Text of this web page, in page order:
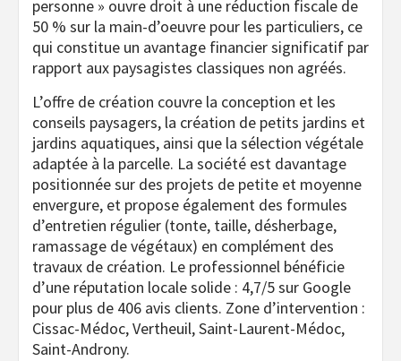
personne » ouvre droit à une réduction fiscale de
50 % sur la main-d’oeuvre pour les particuliers, ce
qui constitue un avantage financier significatif par
rapport aux paysagistes classiques non agréés.
L’offre de création couvre la conception et les
conseils paysagers, la création de petits jardins et
jardins aquatiques, ainsi que la sélection végétale
adaptée à la parcelle. La société est davantage
positionnée sur des projets de petite et moyenne
envergure, et propose également des formules
d’entretien régulier (tonte, taille, désherbage,
ramassage de végétaux) en complément des
travaux de création. Le professionnel bénéficie
d’une réputation locale solide : 4,7/5 sur Google
pour plus de 406 avis clients. Zone d’intervention :
Cissac-Médoc, Vertheuil, Saint-Laurent-Médoc,
Saint-Androny.